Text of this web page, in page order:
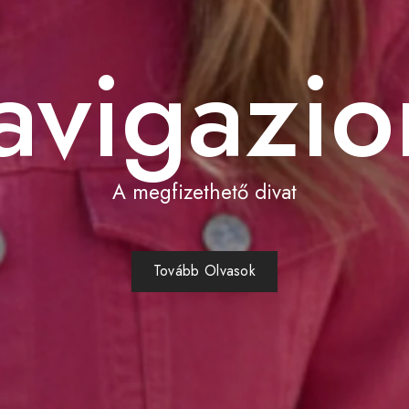
A megfizethető divat
Tovább Olvasok